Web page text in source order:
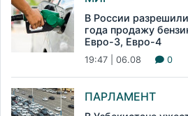
В России
года продажу
Евро-3, Евро-4
19:47 | 06.08 0
ПАРЛАМЕНТ